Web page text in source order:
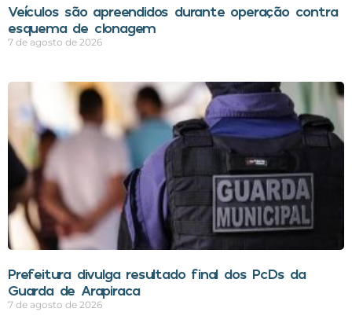
Veículos são apreendidos durante operação contra
esquema de clonagem
7 de agosto de 2026
Prefeitura divulga resultado final dos PcDs da
Guarda de Arapiraca
7 de agosto de 2026